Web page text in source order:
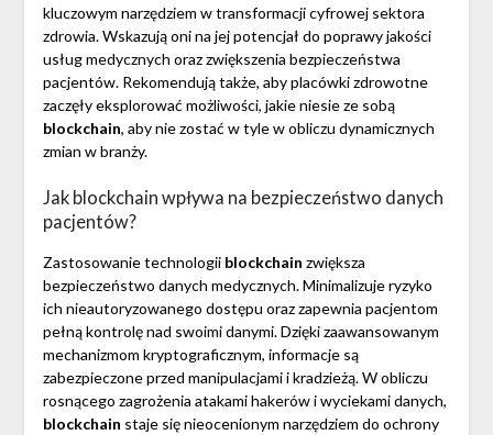
kluczowym narzędziem w transformacji cyfrowej sektora
zdrowia. Wskazują oni na jej potencjał do poprawy jakości
usług medycznych oraz zwiększenia bezpieczeństwa
pacjentów. Rekomendują także, aby placówki zdrowotne
zaczęły eksplorować możliwości, jakie niesie ze sobą
blockchain, aby nie zostać w tyle w obliczu dynamicznych
zmian w branży.
Jak blockchain wpływa na bezpieczeństwo danych
pacjentów?
Zastosowanie technologii blockchain zwiększa
bezpieczeństwo danych medycznych. Minimalizuje ryzyko
ich nieautoryzowanego dostępu oraz zapewnia pacjentom
pełną kontrolę nad swoimi danymi. Dzięki zaawansowanym
mechanizmom kryptograficznym, informacje są
zabezpieczone przed manipulacjami i kradzieżą. W obliczu
rosnącego zagrożenia atakami hakerów i wyciekami danych,
blockchain staje się nieocenionym narzędziem do ochrony